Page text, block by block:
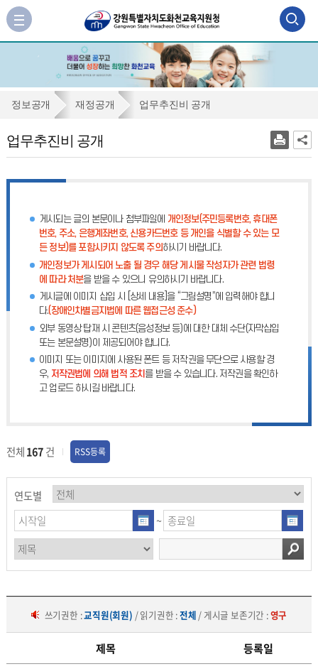
검
색
역
기
사
이
로
가
업
추
정보공개 재정공개 업무추진비 공개
업무추진비 공개
게시되는 글의 본문이나 첨부파일에 개인정보(주민등록번호, 휴대폰
번호, 주소, 은행계좌번호, 신용카드번호 등 개인을 식별할 수 있는 모
든 정보)를 포함시키지 않도록 주의하시기 바랍니다.
개인정보가 게시되어 노출 될 경우 해당 게시물 작성자가 관련 법령
에 따라 처분을 받을 수 있으니 유의하시기 바랍니다.
게시글에 이미지 삽입 시 [상세 내용]을 “그림설명”에 입력해야 합니
다.(장애인차별금지법에 따른 웹접근성 준수)
외부 동영상 탑재 시 콘텐츠(음성정보 등)에 대한 대체 수단(자막삽입
또는 본문설명)이 제공되어야 합니다.
이미지 또는 이미지에 사용된 폰트 등 저작권을 무단으로 사용할 경
우, 저작권법에 의해 법적 조치 를 받을 수 있습니다. 저작권을 확인하
고 업로드 하시길 바랍니다.
전체167건 RSS등록
연도별
~
쓰기권한 :교직원(회원) / 읽기권한 :전체 / 게시글 보존기간 :영구
제목 등록일